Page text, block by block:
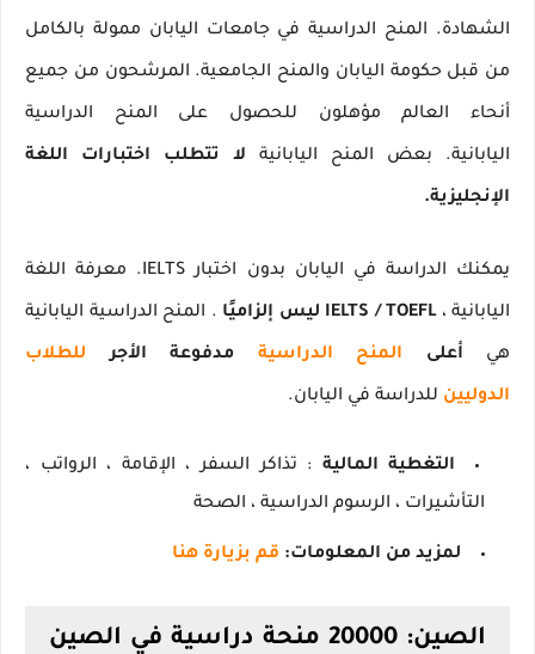
الشهادة. المنح الدراسية في جامعات اليابان ممولة بالكامل
من قبل حكومة اليابان والمنح الجامعية. المرشحون من جميع
أنحاء العالم مؤهلون للحصول على المنح الدراسية
اليابانية. بعض المنح اليابانية لا تتطلب اختبارات اللغة
الإنجليزية.
يمكنك الدراسة في اليابان بدون اختبار IELTS. معرفة اللغة
اليابانية ،IELTS / TOEFL ليس إلزاميًا . المنح الدراسية اليابانية
هي أعلى المنح الدراسية مدفوعة الأجر للطلاب
الدوليين للدراسة في اليابان.
التغطية المالية : تذاكر السفر ، الإقامة ، الرواتب ،
التأشيرات ، الرسوم الدراسية ، الصحة
لمزيد من المعلومات: قم بزيارة هنا
الصين: 20000 منحة دراسية في الصين